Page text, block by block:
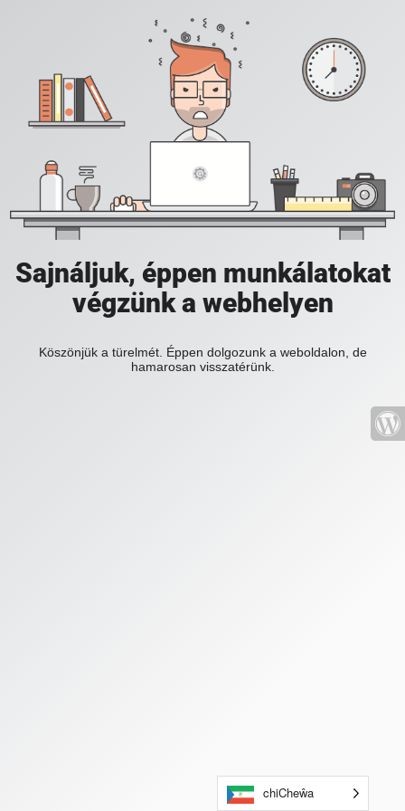
Sajnáljuk, éppen munkálatokat
végzünk a webhelyen
Köszönjük a türelmét. Éppen dolgozunk a weboldalon, de
hamarosan visszatérünk.
chiCheŵa